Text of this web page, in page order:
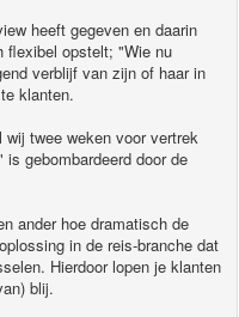
heeft gegeven en daarin
flexibel opstelt; "Wie nu
verblijf van zijn of haar in
klanten.
twee weken voor vertrek
gebombardeerd door de
ander hoe dramatisch de
in de reis-branche dat
Hierdoor lopen je klanten
blij.